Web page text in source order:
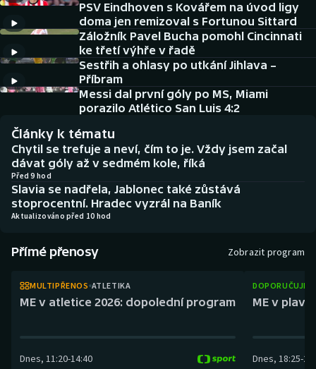
DALŠÍ SPORTY
Americký fotbal
Baseball a softbal
Basketbal
Biatlon
Boby a skeleton
Box
Curling
NEPŘEHLÉDNĚTE
Historické návraty
Aplikace ČT sport
AZ kvíz
PSV Eindhoven s Kovářem na úvod ligy
doma jen remizoval s Fortunou Sittard
Záložník Pavel Bucha pomohl Cincinnati
ke třetí výhře v řadě
Sestřih a ohlasy po utkání Jihlava –
Příbram
Messi dal první góly po MS, Miami
porazilo Atlético San Luis 4:2
Články k tématu
Chytil se trefuje a neví, čím to je. Vždy jsem začal
dávat góly až v sedmém kole, říká
Před 9 hod
Slavia se nadřela, Jablonec také zůstává
stoprocentní. Hradec vyzrál na Baník
Aktualizováno před 10 hod
Přímé přenosy Zobrazit program
MULTIPŘENOS ATLETIKA
ME v atletice 2026: dopolední program
Dnes, 11:20-14:40
ME v
Dnes, 18:25-